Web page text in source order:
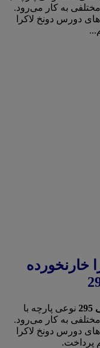
به کار می‌رود.
دورس دونخ لاکرا
خارنخورده
نوعی پارچه با
به کار می‌رود.
دورس دونخ لاکرا
پرداخت.